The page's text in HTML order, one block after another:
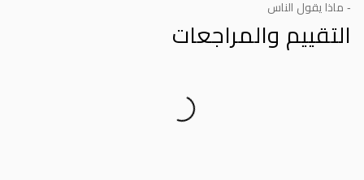
- ماذا يقول الناس
التقييم والمراجعات